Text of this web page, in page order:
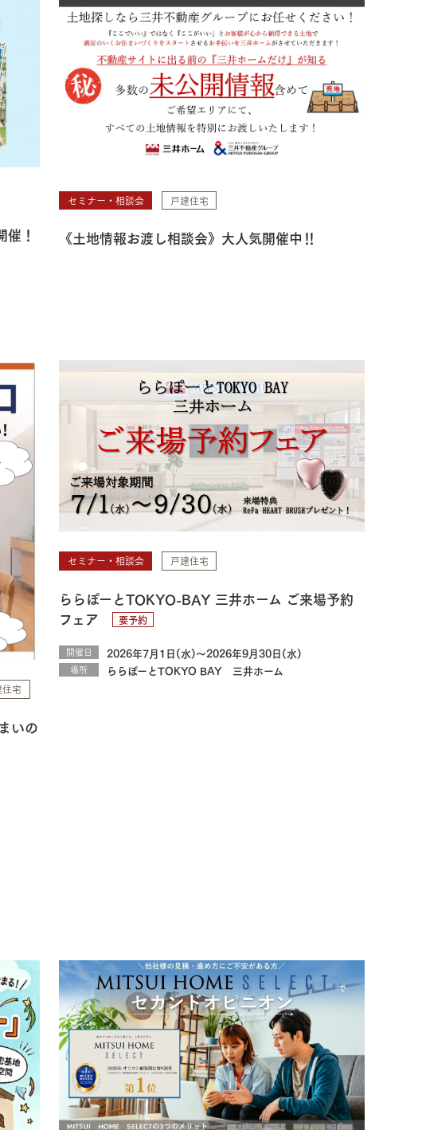
！
セミナー・相談会 戸建住宅
《土地情報お渡し相談会》大人気開催中‼
宅
いの
セミナー・相談会 戸建住宅
ららぽーとTOKYO-BAY 三井ホーム ご来場予約
フェア
要予約
開催日 2026年7月1日(水)～2026年9月30日(水)
場所 ららぽーとTOKYO BAY 三井ホーム